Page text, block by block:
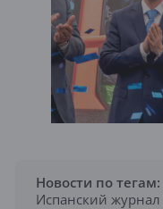
Новости по тегам:
Испанский журнал